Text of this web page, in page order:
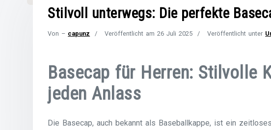
Stilvoll unterwegs: Die perfekte
Von – capunz Veröffentlicht am26 Juli 2025 Veröffentlicht unter
Basecap für Herren: Stilvolle
jeden Anlass
Die Basecap, auch bekannt als Baseballkappe, ist ein